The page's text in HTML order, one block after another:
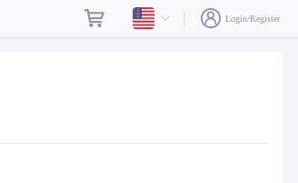
Login/Register